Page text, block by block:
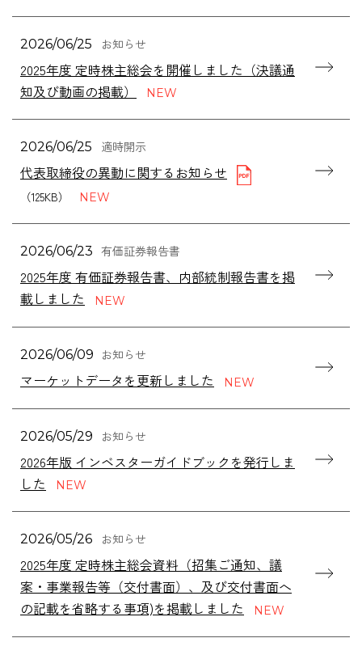
2026/06/25 お知らせ
2025年度 定時株主総会を開催しました（決議通
知及び動画の掲載）
2026/06/25 適時開示
代表取締役の異動に関するお知らせ
（125KB）
2026/06/23 有価証券報告書
2025年度 有価証券報告書、内部統制報告書を掲
載しました
2026/06/09 お知らせ
マーケットデータを更新しました
2026/05/29 お知らせ
2026年版 インベスターガイドブックを発行しま
した
2026/05/26 お知らせ
2025年度 定時株主総会資料（招集ご通知、議
案・事業報告等（交付書面）、及び交付書面へ
の記載を省略する事項)を掲載しました